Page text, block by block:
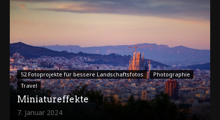
52 Fotoprojekte für bessere Landschaftsfotos
Photographie
Travel
Miniatureffekte
7. Januar 2024